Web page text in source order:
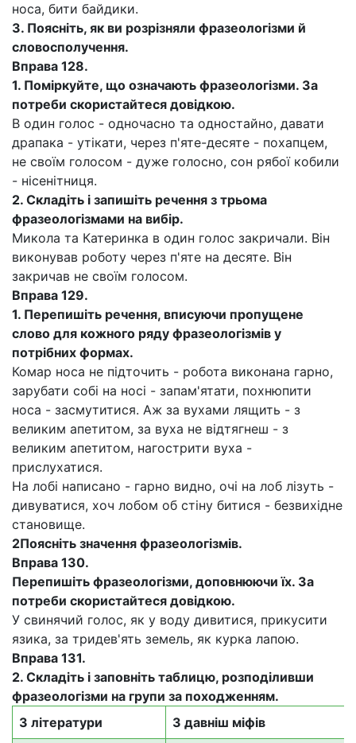
носа, бити байдики.
3. Поясніть, як ви розрізняли фразеологізми й
словосполучення.
Вправа 128.
1. Поміркуйте, що означають фразеологізми. За
потреби скористайтеся довідкою.
В один голос - одночасно та одностайно, давати
драпака - утікати, через п'яте-десяте - похапцем,
не своїм голосом - дуже голосно, сон рябої кобили
- нісенітниця.
2. Складіть і запишіть речення з трьома
фразеологізмами на вибір.
Микола та Катеринка в один голос закричали. Він
виконував роботу через п'яте на десяте. Він
закричав не своїм голосом.
Вправа 129.
1. Перепишіть речення, вписуючи пропущене
слово для кожного ряду фразеологізмів у
потрібних формах.
Комар носа не підточить - робота виконана гарно,
зарубати собі на носі - запам'ятати, похнюпити
носа - засмутитися. Аж за вухами лящить - з
великим апетитом, за вуха не відтягнеш - з
великим апетитом, нагострити вуха -
прислухатися.
На лобі написано - гарно видно, очі на лоб лізуть -
дивуватися, хоч лобом об стіну битися - безвихідне
становище.
2Поясніть значення фразеологізмів.
Вправа 130.
Перепишіть фразеологізми, доповнюючи їх. За
потреби скористайтеся довідкою.
У свинячий голос, як у воду дивитися, прикусити
язика, за три­дев'ять земель, як курка лапою.
Вправа 131.
2. Складіть і заповніть таблицю, розподіливши
фразеологізми на групи за походженням.
З літератури
3 давніш міфів